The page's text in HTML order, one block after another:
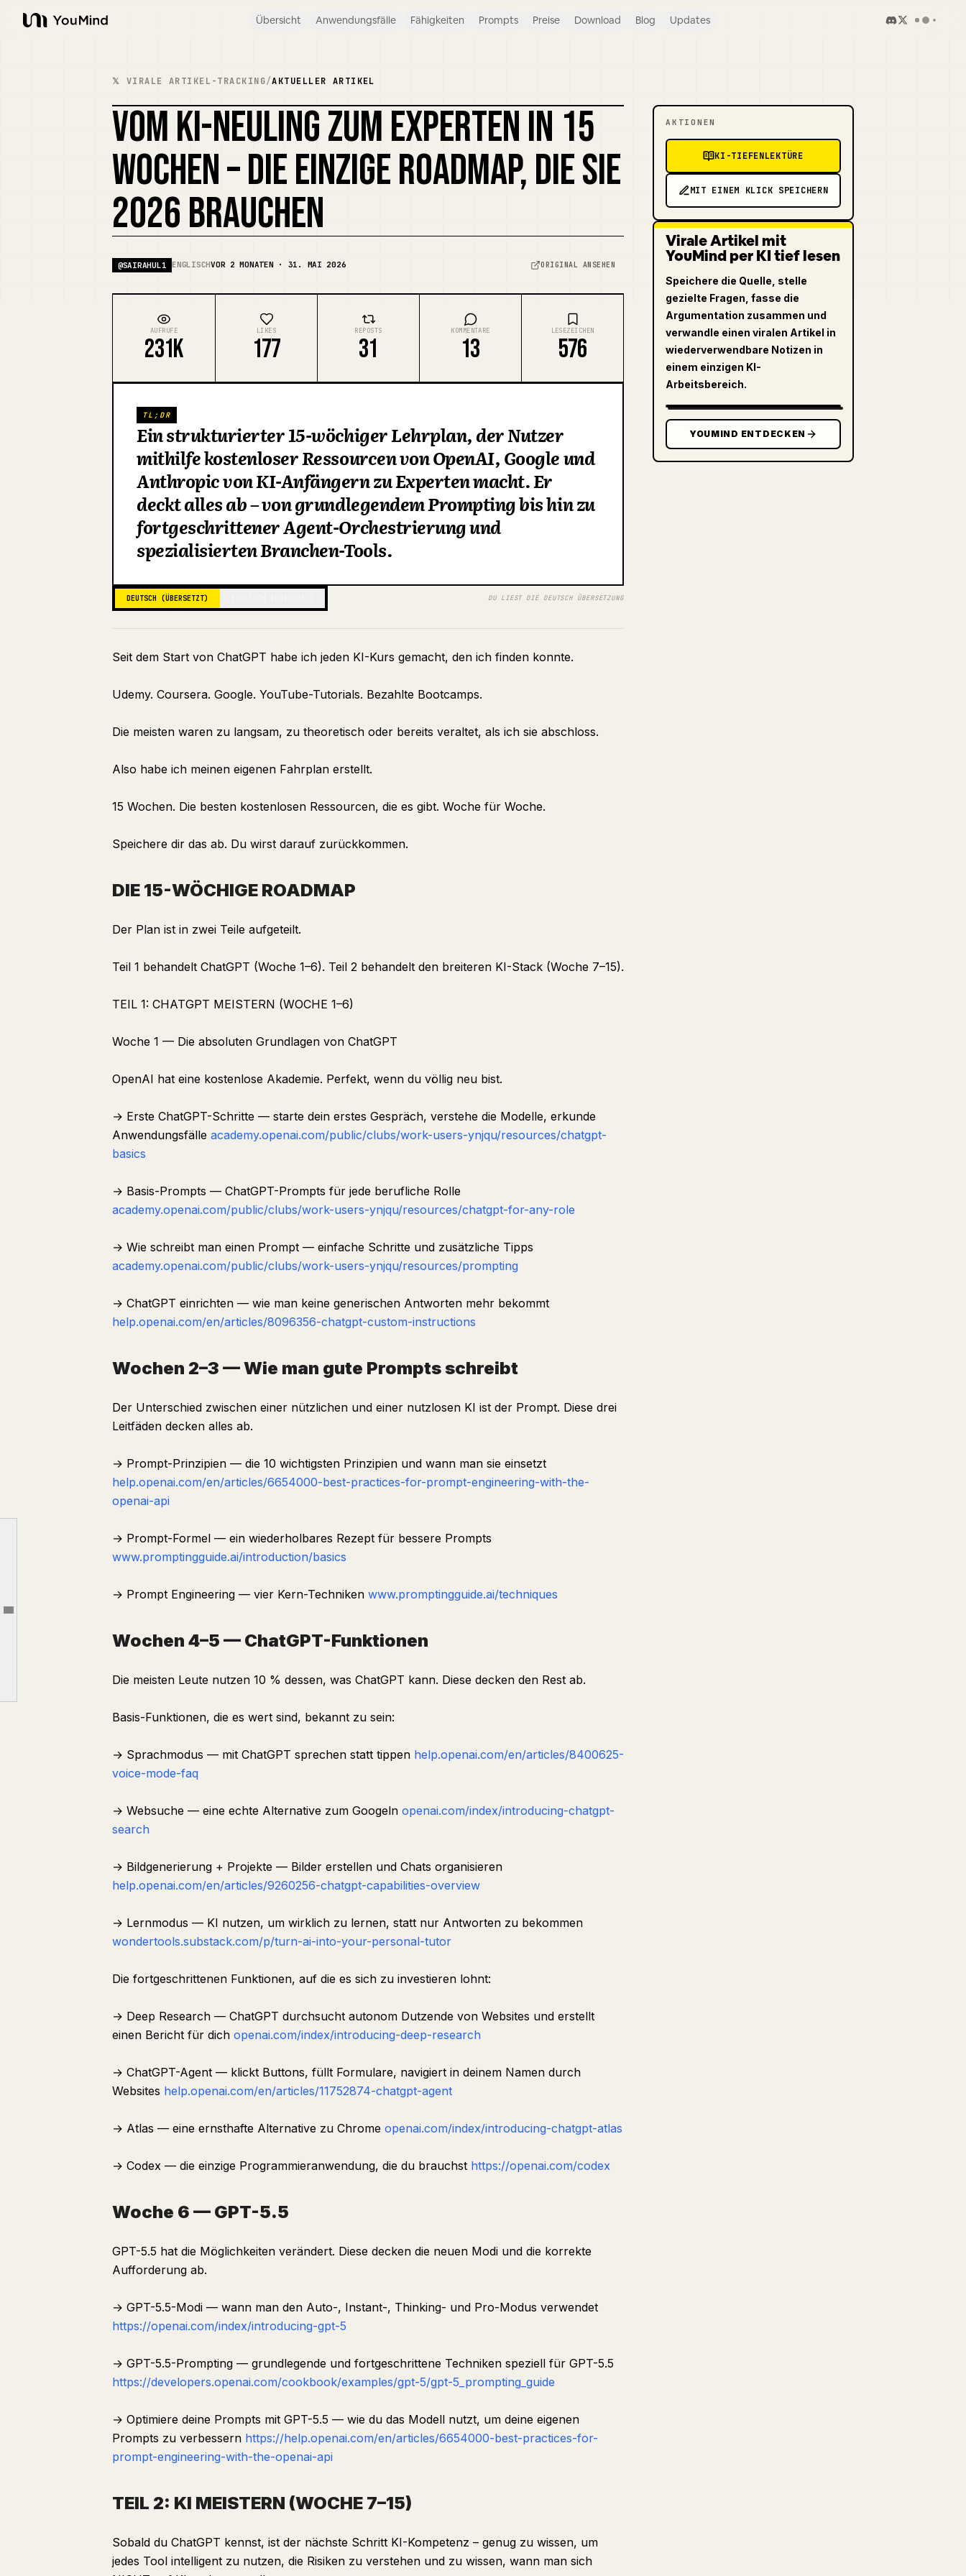
YouMind
Übersicht Anwendungsfälle Fähigkeiten Prompts Preise Download Blog Updates
Article outline
DIE 15-WÖCHIGE ROADMAP
Wochen 2–3 — Wie man gute Prompts schreibt
Wochen 4–5 — ChatGPT-Funktionen
Wochen 13–14 — Gemini lernen
𝕏 VIRALE ARTIKEL-TRACKING/AKTUELLER ARTIKEL
COVER REMIXEN
VOM KI-NEULING ZUM EXPERTEN IN 15
WOCHEN – DIE EINZIGE ROADMAP, DIE SIE
2026 BRAUCHEN
@SAIRAHUL1 ENGLISCHVOR 2 MONATEN · 31. MAI 2026 ORIGINAL ANSEHEN
AUFRUFE
231K
LIKES
177
REPOSTS
31
KOMMENTARE
13
LESEZEICHEN
576
TL;DR
Ein strukturierter 15-wöchiger Lehrplan, der Nutzer
mithilfe kostenloser Ressourcen von OpenAI, Google und
Anthropic von KI-Anfängern zu Experten macht. Er
deckt alles ab – von grundlegendem Prompting bis hin zu
fortgeschrittener Agent-Orchestrierung und
spezialisierten Branchen-Tools.
DEUTSCH (ÜBERSETZT) DU LIEST DIE DEUTSCH ÜBERSETZUNG
Seit dem Start von ChatGPT habe ich jeden KI-Kurs gemacht, den ich finden konnte.
Udemy. Coursera. Google. YouTube-Tutorials. Bezahlte Bootcamps.
Die meisten waren zu langsam, zu theoretisch oder bereits veraltet, als ich sie abschloss.
Also habe ich meinen eigenen Fahrplan erstellt.
15 Wochen. Die besten kostenlosen Ressourcen, die es gibt. Woche für Woche.
Speichere dir das ab. Du wirst darauf zurückkommen.
DIE 15-WÖCHIGE ROADMAP
Der Plan ist in zwei Teile aufgeteilt.
Teil 1 behandelt ChatGPT (Woche 1–6). Teil 2 behandelt den breiteren KI-Stack (Woche 7–15).
TEIL 1: CHATGPT MEISTERN (WOCHE 1–6)
Woche 1 — Die absoluten Grundlagen von ChatGPT
OpenAI hat eine kostenlose Akademie. Perfekt, wenn du völlig neu bist.
→ Erste ChatGPT-Schritte — starte dein erstes Gespräch, verstehe die Modelle, erkunde
Anwendungsfälle academy.openai.com/public/clubs/work-users-ynjqu/resources/chatgpt-
basics
→ Basis-Prompts — ChatGPT-Prompts für jede berufliche Rolle
academy.openai.com/public/clubs/work-users-ynjqu/resources/chatgpt-for-any-role
→ Wie schreibt man einen Prompt — einfache Schritte und zusätzliche Tipps
academy.openai.com/public/clubs/work-users-ynjqu/resources/prompting
→ ChatGPT einrichten — wie man keine generischen Antworten mehr bekommt
help.openai.com/en/articles/8096356-chatgpt-custom-instructions
Wochen 2–3 — Wie man gute Prompts schreibt
Der Unterschied zwischen einer nützlichen und einer nutzlosen KI ist der Prompt. Diese drei
Leitfäden decken alles ab.
→ Prompt-Prinzipien — die 10 wichtigsten Prinzipien und wann man sie einsetzt
help.openai.com/en/articles/6654000-best-practices-for-prompt-engineering-with-the-
openai-api
→ Prompt-Formel — ein wiederholbares Rezept für bessere Prompts
www.promptingguide.ai/introduction/basics
→ Prompt Engineering — vier Kern-Techniken www.promptingguide.ai/techniques
Wochen 4–5 — ChatGPT-Funktionen
Die meisten Leute nutzen 10 % dessen, was ChatGPT kann. Diese decken den Rest ab.
Basis-Funktionen, die es wert sind, bekannt zu sein:
→ Sprachmodus — mit ChatGPT sprechen statt tippen help.openai.com/en/articles/8400625-
voice-mode-faq
→ Websuche — eine echte Alternative zum Googeln openai.com/index/introducing-chatgpt-
search
→ Bildgenerierung + Projekte — Bilder erstellen und Chats organisieren
help.openai.com/en/articles/9260256-chatgpt-capabilities-overview
→ Lernmodus — KI nutzen, um wirklich zu lernen, statt nur Antworten zu bekommen
wondertools.substack.com/p/turn-ai-into-your-personal-tutor
Die fortgeschrittenen Funktionen, auf die es sich zu investieren lohnt:
→ Deep Research — ChatGPT durchsucht autonom Dutzende von Websites und erstellt
einen Bericht für dich openai.com/index/introducing-deep-research
→ ChatGPT-Agent — klickt Buttons, füllt Formulare, navigiert in deinem Namen durch
Websites help.openai.com/en/articles/11752874-chatgpt-agent
→ Atlas — eine ernsthafte Alternative zu Chrome openai.com/index/introducing-chatgpt-atlas
→ Codex — die einzige Programmieranwendung, die du brauchst https://openai.com/codex
Woche 6 — GPT-5.5
GPT-5.5 hat die Möglichkeiten verändert. Diese decken die neuen Modi und die korrekte
Aufforderung ab.
→ GPT-5.5-Modi — wann man den Auto-, Instant-, Thinking- und Pro-Modus verwendet
https://openai.com/index/introducing-gpt-5
→ GPT-5.5-Prompting — grundlegende und fortgeschrittene Techniken speziell für GPT-5.5
https://developers.openai.com/cookbook/examples/gpt-5/gpt-5_prompting_guide
→ Optimiere deine Prompts mit GPT-5.5 — wie du das Modell nutzt, um deine eigenen
Prompts zu verbessern https://help.openai.com/en/articles/6654000-best-practices-for-
prompt-engineering-with-the-openai-api
TEIL 2: KI MEISTERN (WOCHE 7–15)
Sobald du ChatGPT kennst, ist der nächste Schritt KI-Kompetenz – genug zu wissen, um
jedes Tool intelligent zu nutzen, die Risiken zu verstehen und zu wissen, wann man sich
AKTIONEN
KI-TIEFENLEKTÜRE
MIT EINEM KLICK SPEICHERN
Virale Artikel mit
YouMind per KI tief lesen
Speichere die Quelle, stelle
gezielte Fragen, fasse die
Argumentation zusammen und
verwandle einen viralen Artikel in
wiederverwendbare Notizen in
einem einzigen KI-
Arbeitsbereich.
YOUMIND ENTDECKEN